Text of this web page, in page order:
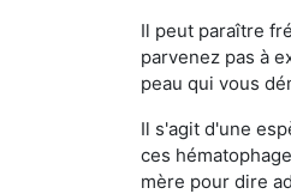
Il peut paraître
parvenez pas à
peau qui vous
Il s'agit d'une
ces
mère pour dire